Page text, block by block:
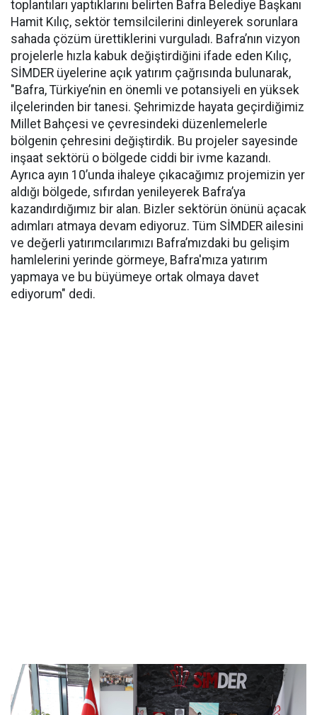
toplantıları yaptıklarını belirten Bafra Belediye Başkanı
Hamit Kılıç, sektör temsilcilerini dinleyerek sorunlara
sahada çözüm ürettiklerini vurguladı. Bafra’nın vizyon
projelerle hızla kabuk değiştirdiğini ifade eden Kılıç,
SİMDER üyelerine açık yatırım çağrısında bulunarak,
"Bafra, Türkiye’nin en önemli ve potansiyeli en yüksek
ilçelerinden bir tanesi. Şehrimizde hayata geçirdiğimiz
Millet Bahçesi ve çevresindeki düzenlemelerle
bölgenin çehresini değiştirdik. Bu projeler sayesinde
inşaat sektörü o bölgede ciddi bir ivme kazandı.
Ayrıca ayın 10’unda ihaleye çıkacağımız projemizin yer
aldığı bölgede, sıfırdan yenileyerek Bafra’ya
kazandırdığımız bir alan. Bizler sektörün önünü açacak
adımları atmaya devam ediyoruz. Tüm SİMDER ailesini
ve değerli yatırımcılarımızı Bafra’mızdaki bu gelişim
hamlelerini yerinde görmeye, Bafra'mıza yatırım
yapmaya ve bu büyümeye ortak olmaya davet
ediyorum" dedi.